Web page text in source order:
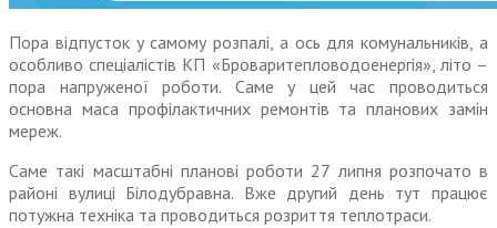
Пора відпусток у самому розпалі, а ось для комунальників, а
особливо спеціалістів КП «Броваритепловодоенергія», літо –
пора напруженої роботи. Саме у цей час проводиться
основна маса профілактичних ремонтів та планових замін
мереж.
Саме такі масштабні планові роботи 27 липня розпочато в
районі вулиці Білодубравна. Вже другий день тут працює
потужна техніка та проводиться розриття теплотраси.